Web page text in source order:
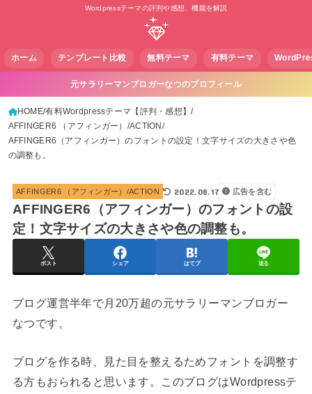
Wordpressテーマの評判や感想、機能を解説
ホーム テンプレート比較 無料テーマ 有料テーマ
元サラリーマンブロガーなつのプロフィール
HOME 有料Wordpressテーマ【評判・感想】
AFFINGER6 （アフィンガー）/ACTION
AFFINGER6（アフィンガー）のフォントの設定！文字サイズの大きさや色
の調整も。
AFFINGER6 （アフィンガー）/ACTION 2022.08.17 広告を含む
AFFINGER6（アフィンガー）のフォントの設
定！文字サイズの大きさや色の調整も。
ポスト シェア はてブ 送る
ブログ運営半年で月20万超の元サラリーマンブロガー
なつです。
ブログを作る時、見た目を整えるためフォントを調整す
る方もおられると思います。このブログはWordpressテ